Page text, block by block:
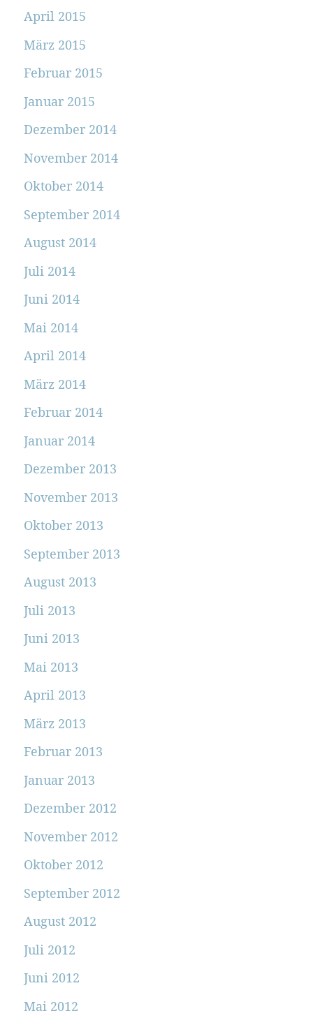
April 2015
März 2015
Februar 2015
Januar 2015
Dezember 2014
November 2014
Oktober 2014
September 2014
August 2014
Juli 2014
Juni 2014
Mai 2014
April 2014
März 2014
Februar 2014
Januar 2014
Dezember 2013
November 2013
Oktober 2013
September 2013
August 2013
Juli 2013
Juni 2013
Mai 2013
April 2013
März 2013
Februar 2013
Januar 2013
Dezember 2012
November 2012
Oktober 2012
September 2012
August 2012
Juli 2012
Juni 2012
Mai 2012